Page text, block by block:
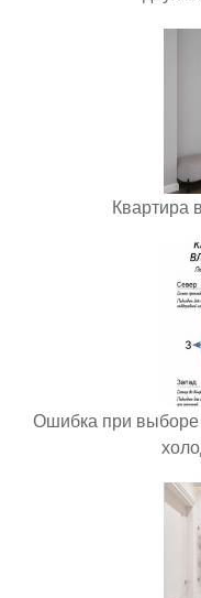
Квартира
Ошибка при выборе